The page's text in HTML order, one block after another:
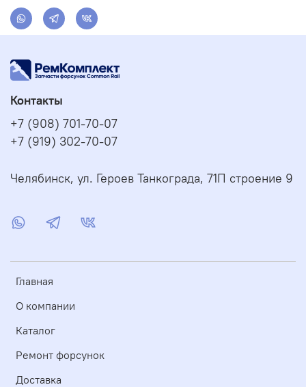
Главная
О компании
Каталог
Ремонт форсунок
Доставка
Контакты
+7 (908) 701-70-07
+7 (919) 302-70-07
Челябинск, ул. Героев Танкограда, 71П строение 9